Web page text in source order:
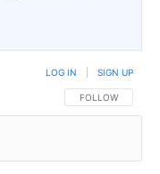
FOLLOW THIS
FOLLOW
LOG IN SIGN UP